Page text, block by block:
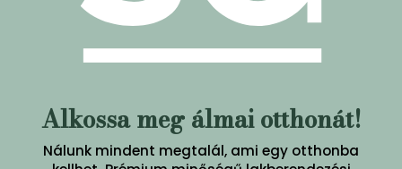
Alkossa meg álmai otthonát!
Nálunk mindent megtalál, ami egy otthonba